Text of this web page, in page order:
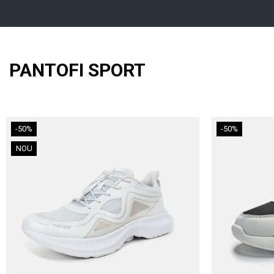
PANTOFI SPORT
-50%
NOU
-50%